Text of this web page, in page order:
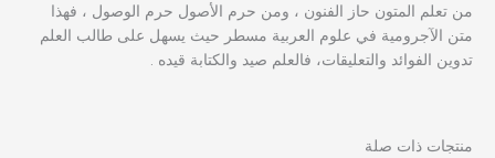
من تعلم المتون حاز الفنون ، ومن حرم الأصول حرم الوصول ، فهذا
متن الآجرومية في علوم العربية مسطر حيث يسهل على طالب العلم
تدوين الفوائد والتعليقات، فالعلم صيد والكتابة قيده .
منتجات ذات صلة